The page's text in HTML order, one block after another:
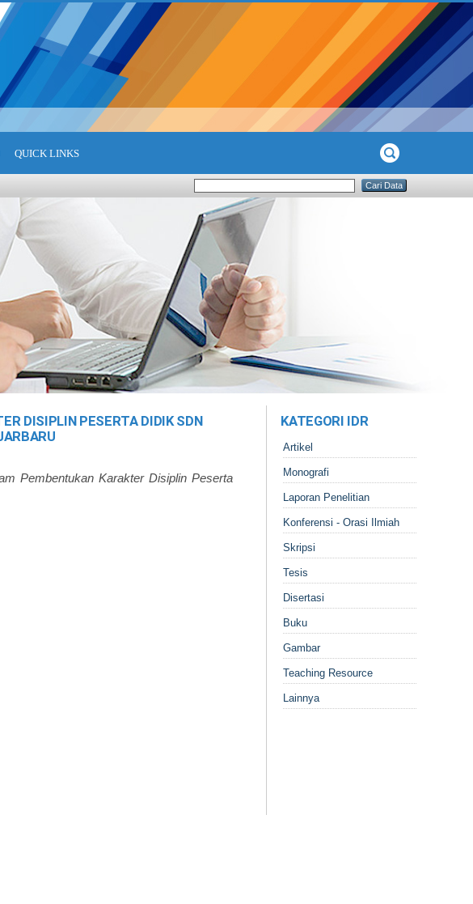
QUICK LINKS
DISIPLIN PESERTA DIDIK SDN
Pembentukan Karakter Disiplin Peserta
KATEGORI IDR
Artikel
Monografi
Laporan Penelitian
Konferensi - Orasi Ilmiah
Skripsi
Tesis
Disertasi
Buku
Gambar
Teaching Resource
Lainnya